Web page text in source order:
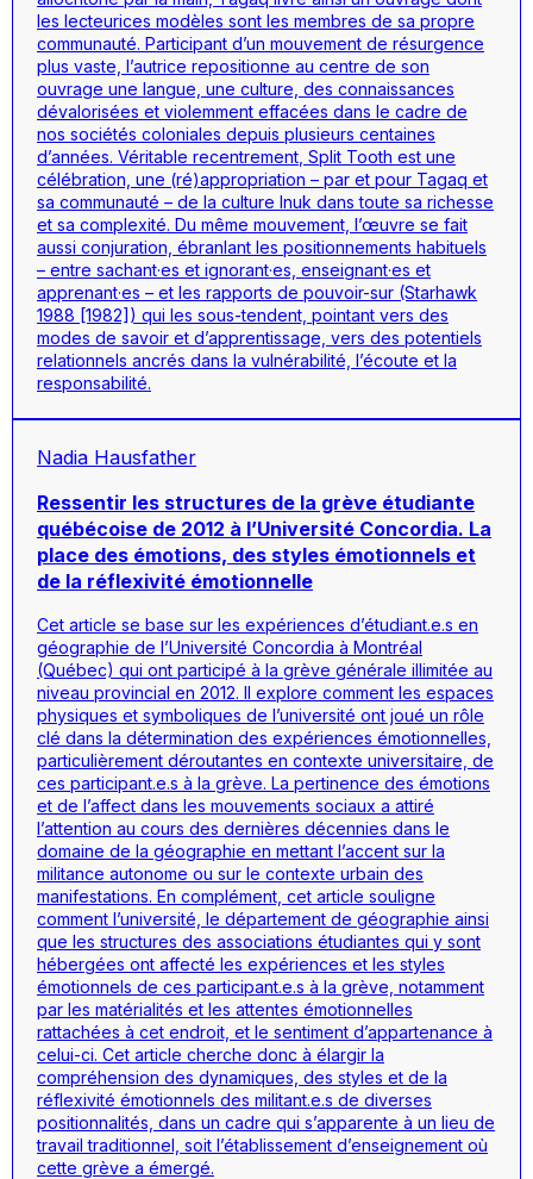
les lecteurices modèles sont les membres de sa propre
communauté. Participant d’un mouvement de résurgence
plus vaste, l’autrice repositionne au centre de son
ouvrage une langue, une culture, des connaissances
dévalorisées et violemment effacées dans le cadre de
nos sociétés coloniales depuis plusieurs centaines
d’années. Véritable recentrement Split Tooth est une
célébration, une (ré)appropriation – par et pour Tagaq et
sa communauté – de la culture Inuk dans toute sa richesse
et sa complexité. Du même mouvement, l’œuvre se fait
aussi conjuration, ébranlant les positionnements habituels
– entre sachant·es et ignorant·es, enseignant·es et
apprenant·es – et les rapports de pouvoir-sur (Starhawk
1988 [1982]) qui les sous-tendent, pointant vers des
modes de savoir et d’apprentissage, vers des potentiels
relationnels ancrés dans la vulnérabilité, l’écoute et la
responsabilité.
Nadia Hausfather
Ressentir les structures de la grève étudiante
québécoise de 2012 à l’Université Concordia. La
place des émotions, des styles émotionnels et
de la réflexivité émotionnelle
Cet article se base sur les expériences d’étudiant.e.s en
géographie de l’Université Concordia à Montréal
(Québec) qui ont participé à la grève générale illimitée au
niveau provincial en 2012. Il explore comment les espaces
physiques et symboliques de l’université ont joué un rôle
clé dans la détermination des expériences émotionnelles,
particulièrement déroutantes en contexte universitaire, de
ces participant.e.s à la grève. La pertinence des émotions
et de l’affect dans les mouvements sociaux a attiré
l’attention au cours des dernières décennies dans le
domaine de la géographie en mettant l’accent sur la
militance autonome ou sur le contexte urbain des
manifestations. En complément, cet article souligne
comment l’université, le département de géographie ainsi
que les structures des associations étudiantes qui y sont
hébergées ont affecté les expériences et les styles
émotionnels de ces participant.e.s à la grève, notamment
par les matérialités et les attentes émotionnelles
rattachées à cet endroit, et le sentiment d’appartenance à
celui-ci. Cet article cherche donc à élargir la
compréhension des dynamiques, des styles et de la
réflexivité émotionnels des militant.e.s de diverses
positionnalités, dans un cadre qui s’apparente à un lieu de
travail traditionnel, soit l’établissement d’enseignement où
cette grève a émergé.